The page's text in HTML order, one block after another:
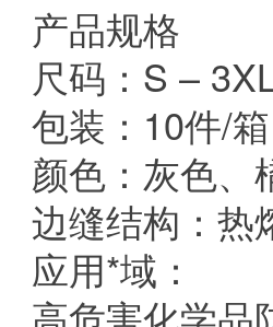
产品规格
尺码：S –
包装：10件/箱
颜色：灰色、
边缝结构：热
应用*域：